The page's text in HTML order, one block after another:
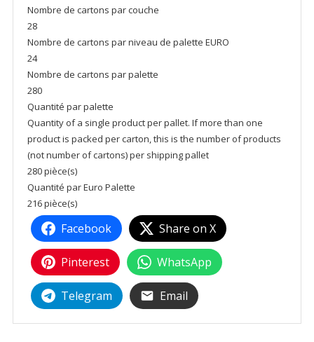
Nombre de cartons par couche
28
Nombre de cartons par niveau de palette EURO
24
Nombre de cartons par palette
280
Quantité par palette
Quantity of a single product per pallet. If more than one
product is packed per carton, this is the number of products
(not number of cartons) per shipping pallet
280 pièce(s)
Quantité par Euro Palette
216 pièce(s)
Facebook Share on X
Pinterest WhatsApp
Telegram Email